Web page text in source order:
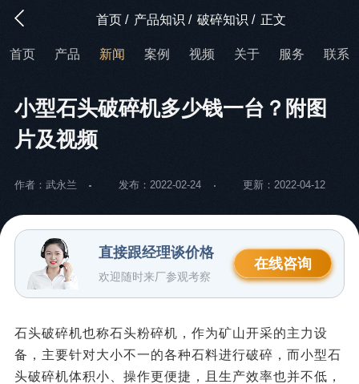
首页 / 产品知识 / 破碎知识 / 正文
首页 产品 新闻 案例 视频 关于 服务 联系
小型石头破碎机多少钱一台？附图
片及视频
作者：武永兰 发布：2022-02-24 更新：2022-04-12
直接跟经理谈价格
欢迎随时来厂参观考察
在线咨询
石头破碎机也称石头粉碎机，作为矿山开采的主力设
备，主要针对大小不一的各种石料进行破碎，而小型石
头破碎机体积小、操作更便捷，且生产效率也并不低，